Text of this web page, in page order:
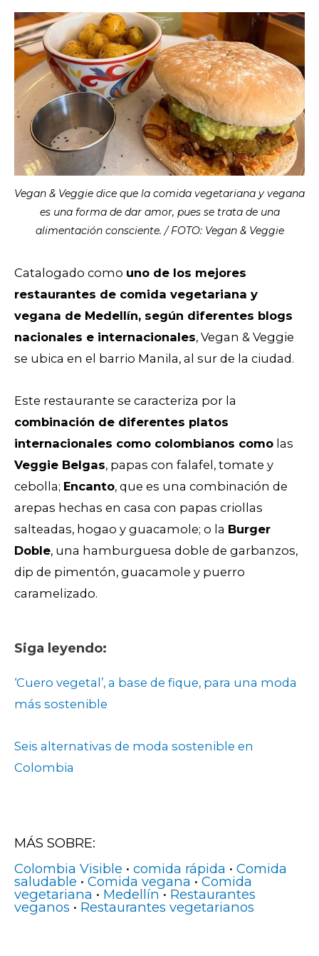
Vegan & Veggie dice que la comida vegetariana y vegana
es una forma de dar amor, pues se trata de una
alimentación consciente. / FOTO: Vegan & Veggie
Catalogado como uno de los mejores
restaurantes de comida vegetariana y
vegana de Medellín, según diferentes blogs
nacionales e internacionales, Vegan & Veggie
se ubica en el barrio Manila, al sur de la ciudad.
Este restaurante se caracteriza por la
combinación de diferentes platos
internacionales como colombianos como las
Veggie Belgas, papas con falafel, tomate y
cebolla; Encanto, que es una combinación de
arepas hechas en casa con papas criollas
salteadas, hogao y guacamole; o la Burger
Doble, una hamburguesa doble de garbanzos,
dip de pimentón, guacamole y puerro
caramelizado.
Siga leyendo:
‘Cuero vegetal’, a base de fique, para una moda
más sostenible
Seis alternativas de moda sostenible en
Colombia
MÁS SOBRE:
Colombia Visible • comida rápida • Comida
saludable • Comida vegana •Comida
vegetariana • Medellín• Restaurantes
veganos • Restaurantes vegetarianos